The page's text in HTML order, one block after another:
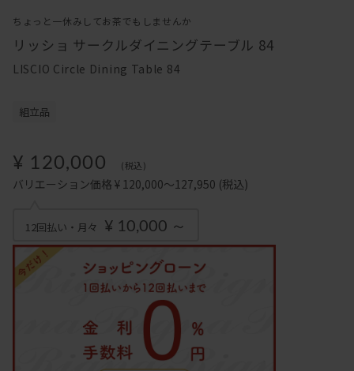
ちょっと一休みしてお茶でもしませんか
リッショ サークルダイニングテーブル 84
LISCIO Circle Dining Table 84
組立品
¥ 120,000 (税込)
バリエーション価格 ¥ 120,000～127,950 (税込)
12回払い・月々 ¥ 10,000 ～